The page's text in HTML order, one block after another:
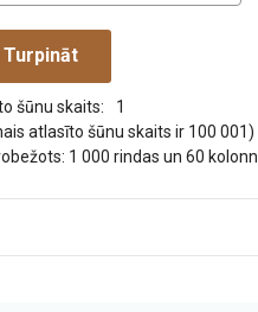
šūnu skaits:
1
atlasīto šūnu skaits ir 100 001)
1 000 rindas un 60